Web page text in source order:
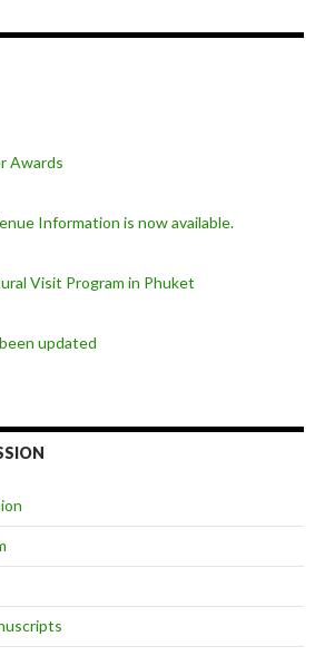
Awards
Information is now available.
Visit Program in Phuket
updated